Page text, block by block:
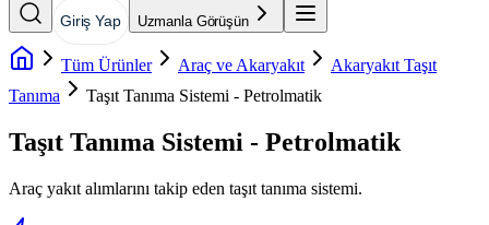
Giriş Yap Uzmanla Görüşün
Tüm Ürünler Araç ve Akaryakıt
Akaryakıt Taşıt
Tanıma
Taşıt Tanıma Sistemi - Petrolmatik
Taşıt Tanıma Sistemi - Petrolmatik
Araç yakıt alımlarını takip eden taşıt tanıma sistemi.